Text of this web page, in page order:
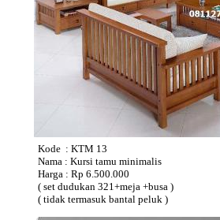
Kode : KTM 13
Nama : Kursi tamu minimalis
Harga : Rp 6.500.000
( set dudukan 321+meja +busa )
( tidak termasuk bantal peluk )